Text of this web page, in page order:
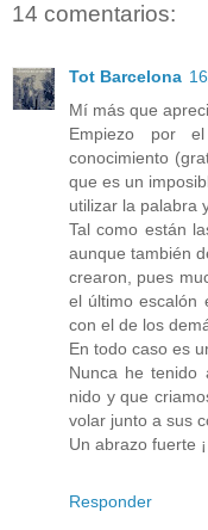
14 comentarios:
Tot Barcelona
Mí más que
Empiezo por
conocimiento
que es un
utilizar la palabra
Tal como están
aunque también
crearon, pues
el último escalón
con el de los
En todo caso es
Nunca he tenido
nido y que
volar junto a sus
Un abrazo fuerte ¡
Responder